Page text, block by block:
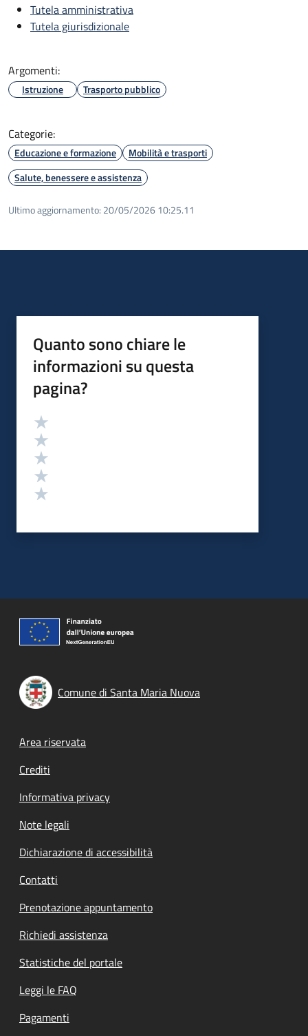
Tutela amministrativa
Tutela giurisdizionale
Argomenti:
Istruzione Trasporto pubblico
Categorie:
Educazione e formazione
Mobilità e trasporti
Salute, benessere e assistenza
Ultimo aggiornamento: 20/05/2026 10:25.11
Quanto sono chiare le
informazioni su questa
pagina?
Valutazione
Comune di Santa Maria Nuova
Footer menu
Area riservata
Crediti
Informativa privacy
Note legali
Dichiarazione di accessibilità
Contatti
Prenotazione appuntamento
Richiedi assistenza
Statistiche del portale
Leggi le FAQ
Pagamenti